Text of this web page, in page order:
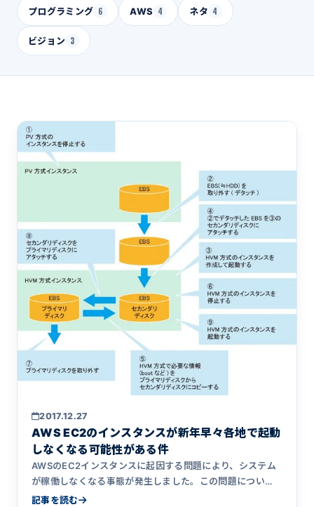
プログラミング 6 AWS 4 ネタ 4
ビジョン 3
2017.12.27
AWS EC2のインスタンスが新年早々各地で起動
しなくなる可能性がある件
AWSのEC2インスタンスに起因する問題により、システム
が稼働しなくなる事態が発生しました。この問題につい
て、具体的な症状やアクシアで実施した対応について詳細
記事を読む